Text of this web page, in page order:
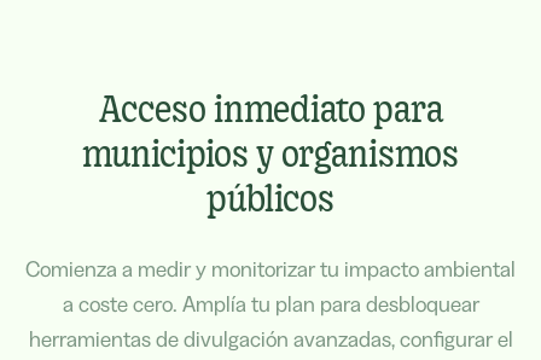
Acceso inmediato para
municipios y organismos
públicos
Comienza a medir y monitorizar tu impacto ambiental
a coste cero. Amplía tu plan para desbloquear
herramientas de divulgación avanzadas, configurar el